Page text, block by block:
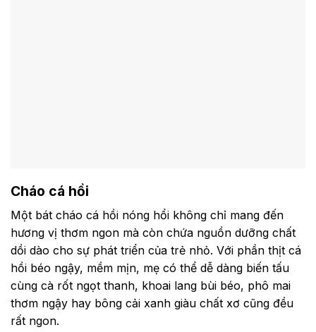
Cháo cá hồi
Một bát cháo cá hồi nóng hổi không chỉ mang đến
hương vị thơm ngon mà còn chứa nguồn dưỡng chất
dồi dào cho sự phát triển của trẻ nhỏ. Với phần thịt cá
hồi béo ngậy, mềm mịn, mẹ có thể dễ dàng biến tấu
cùng cà rốt ngọt thanh, khoai lang bùi béo, phô mai
thơm ngậy hay bông cải xanh giàu chất xơ cũng đều
rất ngon.